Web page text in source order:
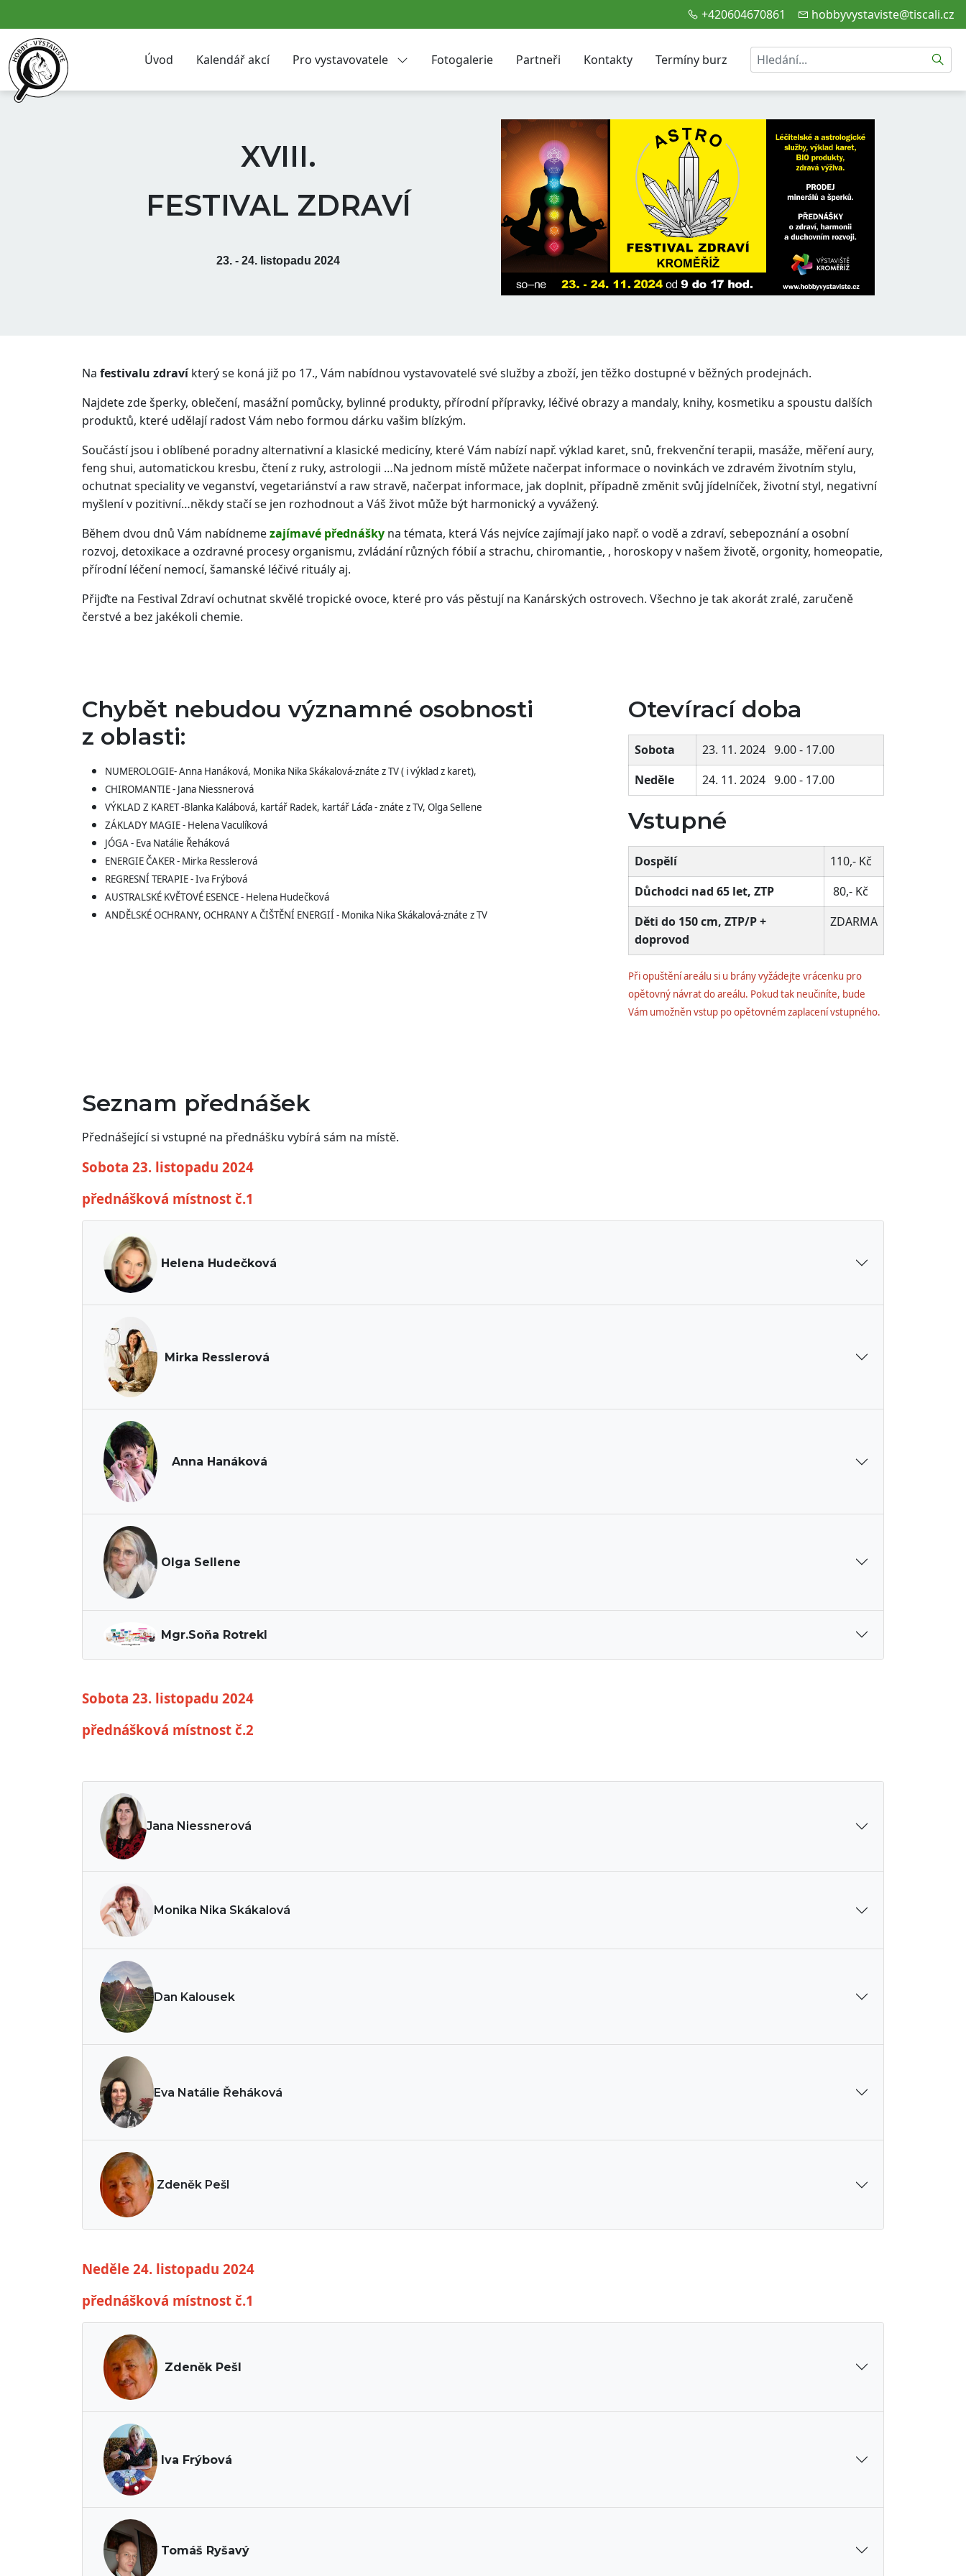
+420604670861 hobbyvystaviste@tiscali.cz
Úvod Kalendář akcí Pro vystavovatele Fotogalerie Partneři Kontakty Termíny burz Hledat
XVIII.
FESTIVAL ZDRAVÍ
23. - 24. listopadu 2024
Na festivalu zdravíkterý se koná již po 17., Vám nabídnou vystavovatelé své služby a zboží, jen těžko dostupné v běžných prodejnách.
Najdete zde šperky, oblečení, masážní pomůcky, bylinné produkty, přírodní přípravky, léčivé obrazy a mandaly, knihy, kosmetiku a spoustu dalších
produktů, které udělají radost Vám nebo formou dárku vašim blízkým.
Součástí jsou i oblíbené poradny alternativní a klasické medicíny, které Vám nabízí např. výklad karet, snů, frekvenční terapii, masáže, měření aury,
feng shui, automatickou kresbu, čtení z ruky, astrologii …Na jednom místě můžete načerpat informace o novinkách ve zdravém životním stylu,
ochutnat speciality ve veganství, vegetariánství a raw stravě, načerpat informace, jak doplnit, případně změnit svůj jídelníček, životní styl, negativní
myšlení v pozitivní…někdy stačí se jen rozhodnout a Váš život může být harmonický a vyvážený.
Během dvou dnů Vám nabídnemezajímavé přednášky na témata, která Vás nejvíce zajímají jako např. o vodě a zdraví, sebepoznání a osobní
rozvoj, detoxikace a ozdravné procesy organismu, zvládání různých fóbií a strachu, chiromantie, , horoskopy v našem životě, orgonity, homeopatie,
přírodní léčení nemocí, šamanské léčivé rituály aj.
Přijďte na Festival Zdraví ochutnat skvělé tropické ovoce, které pro vás pěstují na Kanárských ostrovech. Všechno je tak akorát zralé, zaručeně
čerstvé a bez jakékoli chemie.
Chybět nebudou významné osobnosti
z oblasti:
NUMEROLOGIE- Anna Hanáková, Monika Nika Skákalová-znáte z TV ( i výklad z karet),
CHIROMANTIE - Jana Niessnerová
VÝKLAD Z KARET -Blanka Kalábová, kartář Radek, kartář Láďa - znáte z TV, Olga Sellene
ZÁKLADY MAGIE - Helena Vaculíková
JÓGA - Eva Natálie Řeháková
ENERGIE ČAKER - Mirka Resslerová
REGRESNÍ TERAPIE - Iva Frýbová
AUSTRALSKÉ KVĚTOVÉ ESENCE - Helena Hudečková
ANDĚLSKÉ OCHRANY, OCHRANY A ČIŠTĚNÍ ENERGIÍ - Monika Nika Skákalová-znáte z TV
Otevírací doba
Sobota
23. 11. 2024 9.00 - 17.00
Neděle
24. 11. 2024 9.00 - 17.00
Vstupné
Dospělí
110,- Kč
Důchodci nad 65 let, ZTP
80,- Kč
Děti do 150 cm, ZTP/P +
doprovod
ZDARMA
Při opuštění areálu si u brány vyžádejte vrácenku pro
opětovný návrat do areálu. Pokud tak neučiníte, bude
Vám umožněn vstup po opětovném zaplacení vstupného.
Seznam přednášek
Přednášející si vstupné na přednášku vybírá sám na místě.
Sobota 23. listopadu 2024
přednášková místnost č.1
Helena Hudečková
Mirka Resslerová
Anna Hanáková
Olga Sellene
Mgr.Soňa Rotrekl
Sobota 23. listopadu 2024
přednášková místnost č.2
Jana Niessnerová
Monika Nika Skákalová
Dan Kalousek
Eva Natálie Řeháková
Zdeněk Pešl
Neděle 24. listopadu 2024
přednášková místnost č.1
Zdeněk Pešl
Iva Frýbová
Tomáš Ryšavý